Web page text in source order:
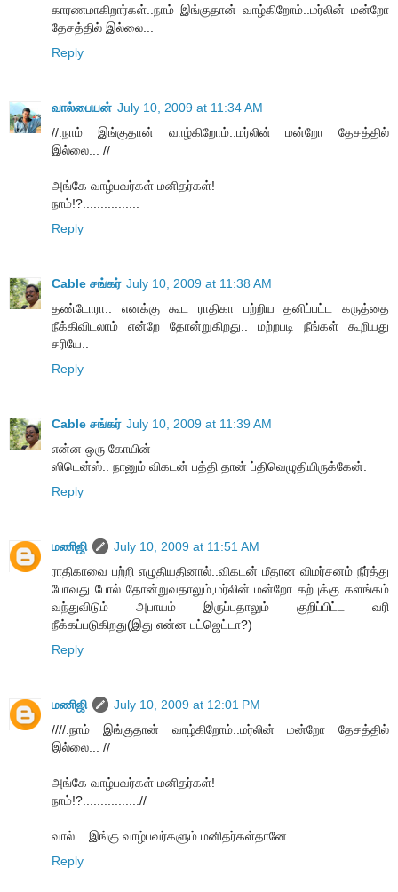
காரணமாகிறார்கள்..நாம் இங்குதான் வாழ்கிறோம்..மர்லின் மன்றோ
தேசத்தில் இல்லை...
Reply
வால்பையன் July 10, 2009 at 11:34 AM
//.நாம் இங்குதான் வாழ்கிறோம்..மர்லின் மன்றோ தேசத்தில்
இல்லை... //
அங்கே வாழ்பவர்கள் மனிதர்கள்!
நாம்!?................
Reply
Cable சங்கர் July 10, 2009 at 11:38 AM
தண்டோரா.. எனக்கு கூட ராதிகா பற்றிய தனிப்பட்ட கருத்தை
நீக்கிவிடலாம் என்றே தோன்றுகிறது.. மற்றபடி நீங்கள் கூறியது
சரியே..
Reply
Cable சங்கர் July 10, 2009 at 11:39 AM
என்ன ஒரு கோயின்
ஸிடென்ஸ்.. நானும் விகடன் பத்தி தான் ப்திவெழுதியிருக்கேன்.
Reply
மணிஜி
July 10, 2009 at 11:51 AM
ராதிகாவை பற்றி எழுதியதினால்..விகடன் மீதான விமர்சனம் நீர்த்து
போவது போல் தோன்றுவதாலும்,மர்லின் மன்றோ கற்புக்கு களங்கம்
வந்துவிடும் அபாயம் இருப்பதாலும் குறிப்பிட்ட வரி
நீக்கப்படுகிறது(இது என்ன பட்ஜெட்டா?)
Reply
மணிஜி
July 10, 2009 at 12:01 PM
////.நாம் இங்குதான் வாழ்கிறோம்..மர்லின் மன்றோ தேசத்தில்
இல்லை... //
அங்கே வாழ்பவர்கள் மனிதர்கள்!
நாம்!?................//
வால்... இங்கு வாழ்பவர்களும் மனிதர்கள்தானே..
Reply